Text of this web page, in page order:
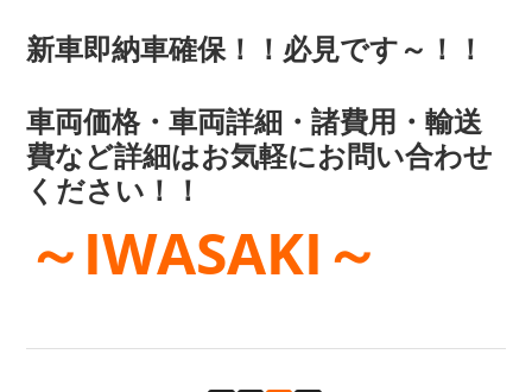
新車即納車確保！！必見です～！！
車両価格・車両詳細・諸費用・輸送
費など詳細はお気軽にお問い合わせ
ください！！
～IWASAKI～